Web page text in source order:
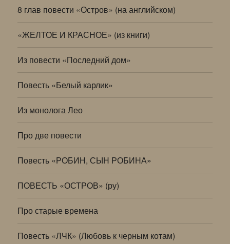
8 глав повести «Остров» (на английском)
«ЖЕЛТОЕ И КРАСНОЕ» (из книги)
Из повести «Последний дом»
Повесть «Белый карлик»
Из монолога Лео
Про две повести
Повесть «РОБИН, СЫН РОБИНА»
ПОВЕСТЬ «ОСТРОВ» (ру)
Про старые времена
Повесть «ЛЧК» (Любовь к черным котам)